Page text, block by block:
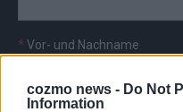
cozmo news - Do Not
Information
* Vor- und Nachname
E-Mail